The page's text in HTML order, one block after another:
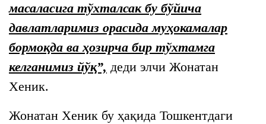
масаласига тўхталсак бу бўйича
давлатларимиз орасида муҳокамалар
бормоқда ва ҳозирча бир тўхтамга
келганимиз йўқ”, деди элчи Жонатан
Хеник.
Жонатан Хеник бу ҳақида Тошкентдаги